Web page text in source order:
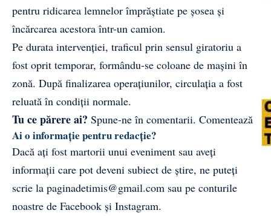
pentru ridicarea lemnelor împrăștiate pe șosea și
încărcarea acestora într-un camion.
Pe durata intervenției, traficul prin sensul giratoriu a
fost oprit temporar, formându-se coloane de mașini în
zonă. După finalizarea operațiunilor, circulația a fost
reluată în condiții normale.
Tu ce părere ai? Spune-ne în comentarii. Comentează
Ai o informație pentru redacție?
Dacă ați fost martorii unui eveniment sau aveți
informații care pot deveni subiect de știre, ne puteți
scrie la paginadetimis@gmail.com sau pe conturile
noastre de Facebook și Instagram.